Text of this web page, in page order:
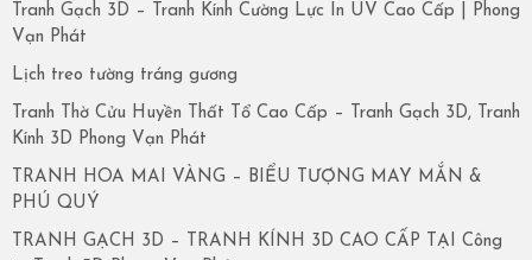
Tranh Gạch 3D – Tranh Kính Cường Lực In UV Cao Cấp | Phong
Vạn Phát
Lịch treo tường tráng gương
Tranh Thờ Cửu Huyền Thất Tổ Cao Cấp – Tranh Gạch 3D, Tranh
Kính 3D Phong Vạn Phát
TRANH HOA MAI VÀNG – BIỂU TƯỢNG MAY MẮN &
PHÚ QUÝ
TRANH GẠCH 3D – TRANH KÍNH 3D CAO CẤP TẠI Công